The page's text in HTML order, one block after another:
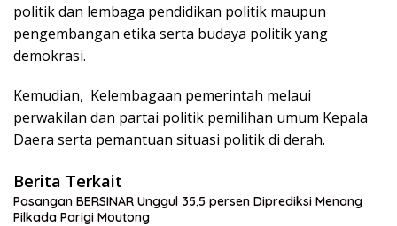
politik dan lembaga pendidikan politik maupun
pengembangan etika serta budaya politik yang
demokrasi.
Kemudian, Kelembagaan pemerintah melaui
perwakilan dan partai politik pemilihan umum Kepala
Daera serta pemantuan situasi politik di derah.
Berita Terkait
Pasangan BERSINAR Unggul 35,5 persen Diprediksi Menang
Pilkada Parigi Moutong